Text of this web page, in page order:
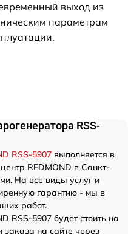
выход из
параметрам
RSS-
RSS-5907 выполняется в
REDMOND в Санкт-
На все виды услуг и
гарантию - мы в
работ.
RSS-5907 будет стоить на
на сайте через